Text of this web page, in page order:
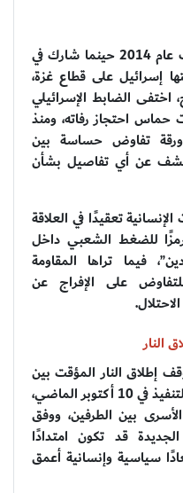
تعود قضية هدار غولدين إلى صيف عام 2014 حينما شارك في
إسرائيل على قطاع غزة،
اختفى الضابط الإسرائيلي
حماس احتجاز رفاته، ومنذ
تفاوض حساسة بين
عن أي تفاصيل بشأن
تعقيدًا في العلاقة
للضغط الشعبي داخل
فيما تراها المقاومة
على الإفراج عن
النار
إطلاق النار المؤقت بين
إسرائيل وحماس، الذي دخل حيز التنفيذ في 10 أكتوبر الماضي،
بين الطرفين، ووفق
قد تكون امتدادًا
سياسية وإنسانية أعمق